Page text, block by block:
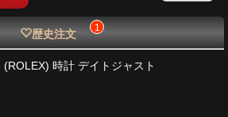
歴史注文 1
(ROLEX) 時計 デイトジャスト